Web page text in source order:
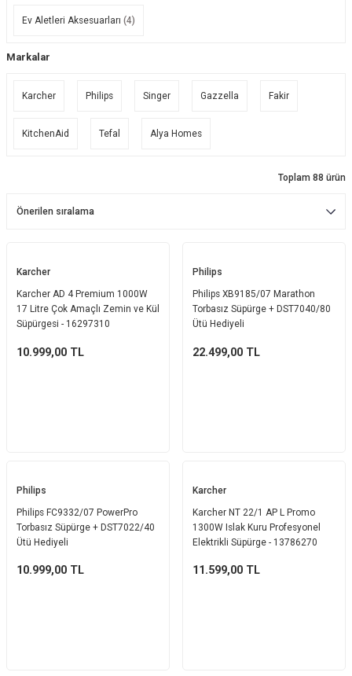
Su Isıtıcı (Kettle)
Meyve Sıkacağı
Ev Aletleri Aksesuarları
Mini Fırın
Mikrodalga Fırın
Ev Aletleri Aksesuarları (4)
Markalar
Karcher Philips Singer Gazzella Fakir
KitchenAid Tefal Alya Homes
Toplam 88 ürün
Karcher
Karcher AD 4 Premium 1000W
17 Litre Çok Amaçlı Zemin ve Kül
Süpürgesi - 16297310
10.999,00 TL
Philips
Philips XB9185/07 Marathon
Torbasız Süpürge + DST7040/80
Ütü Hediyeli
22.499,00 TL
Philips
Philips FC9332/07 PowerPro
Torbasız Süpürge + DST7022/40
Ütü Hediyeli
10.999,00 TL
Karcher
Karcher NT 22/1 AP L Promo
1300W Islak Kuru Profesyonel
Elektrikli Süpürge - 13786270
11.599,00 TL